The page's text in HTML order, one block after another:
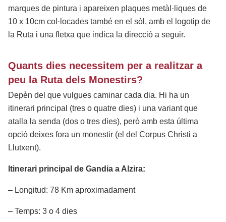
marques de pintura i apareixen plaques metàl·liques de
10 x 10cm col·locades també en el sòl, amb el logotip de
la Ruta i una fletxa que indica la direcció a seguir.
Quants dies necessitem per a realitzar a
peu la Ruta dels Monestirs?
Depèn del que vulgues caminar cada dia. Hi ha un
itinerari principal (tres o quatre dies) i una variant que
atalla la senda (dos o tres dies), però amb esta última
opció deixes fora un monestir (el del Corpus Christi a
Llutxent).
Itinerari principal de Gandia a Alzira:
– Longitud: 78 Km aproximadament
– Temps: 3 o 4 dies